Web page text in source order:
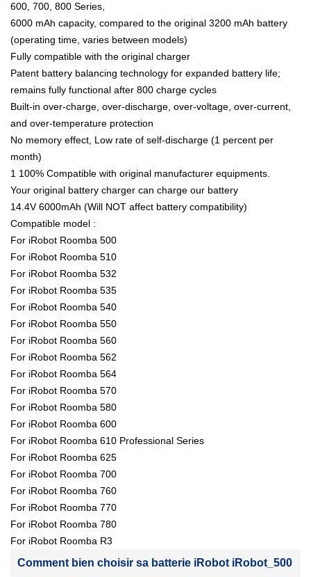
600, 700, 800 Series,
6000 mAh capacity, compared to the original 3200 mAh battery
(operating time, varies between models)
Fully compatible with the original charger
Patent battery balancing technology for expanded battery life;
remains fully functional after 800 charge cycles
Built-in over-charge, over-discharge, over-voltage, over-current,
and over-temperature protection
No memory effect, Low rate of self-discharge (1 percent per
month)
1 100% Compatible with original manufacturer equipments.
Your original battery charger can charge our battery
14.4V 6000mAh (Will NOT affect battery compatibility)
Compatible model :
For iRobot Roomba 500
For iRobot Roomba 510
For iRobot Roomba 532
For iRobot Roomba 535
For iRobot Roomba 540
For iRobot Roomba 550
For iRobot Roomba 560
For iRobot Roomba 562
For iRobot Roomba 564
For iRobot Roomba 570
For iRobot Roomba 580
For iRobot Roomba 600
For iRobot Roomba 610 Professional Series
For iRobot Roomba 625
For iRobot Roomba 700
For iRobot Roomba 760
For iRobot Roomba 770
For iRobot Roomba 780
For iRobot Roomba R3
Comment bien choisir sa batterie iRobot iRobot_500